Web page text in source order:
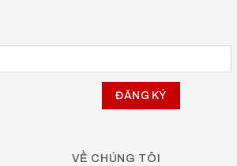
VỀ CHÚNG TÔI